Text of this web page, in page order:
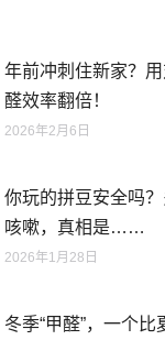
年前冲刺住新家？用
醛效率翻倍！
2026年2月6日
你玩的拼豆安全吗？
咳嗽，真相是……
2026年1月28日
冬季“甲醛”，一个比